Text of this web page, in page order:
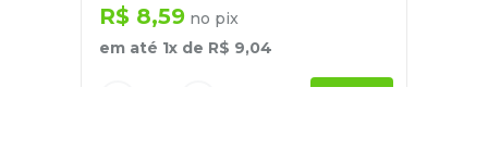
R$ 8,59 no pix
em até 1x de R$ 9,04